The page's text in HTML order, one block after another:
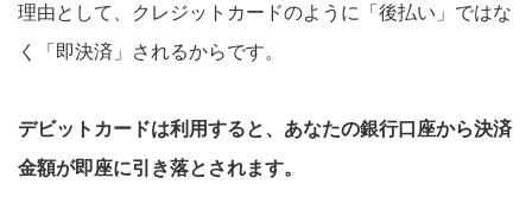
理由として、クレジットカードのように「後払い」ではな
く「即決済」されるからです。
デビットカードは利用すると、あなたの銀行口座から決済
金額が即座に引き落とされます。